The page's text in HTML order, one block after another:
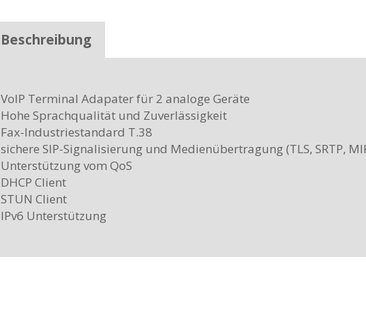
Beschreibung
VoIP Terminal Adapater für 2 analoge Geräte
Hohe Sprachqualität und Zuverlässigkeit
Fax-Industriestandard T.38
sichere SIP-Signalisierung und Medienübertragung (TLS, SRTP,
Unterstützung vom QoS
DHCP Client
STUN Client
IPv6 Unterstützung